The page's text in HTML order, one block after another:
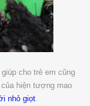
cho trẻ em cũng
hiện tượng mao
nhỏ giọt